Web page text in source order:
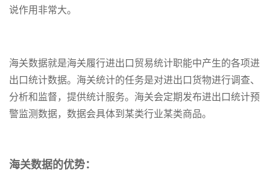
说作用非常大。
海关数据就是海关履行进出口贸易统计职能中产生的各项进
出口统计数据。海关统计的任务是对进出口货物进行调查、
分析和监督，提供统计服务。海关会定期发布进出口统计预
警监测数据，数据会具体到某类行业某类商品。
海关数据的优势：